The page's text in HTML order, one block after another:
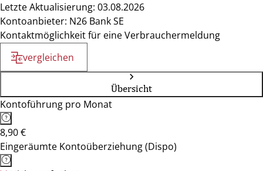
Letzte Aktualisierung: 03.08.2026
Kontoanbieter: N26 Bank SE
Kontaktmöglichkeit für eine Verbrauchermeldung
vergleichen
Übersicht
Kontoführung pro Monat
8,90 €
Eingeräumte Kontoüberziehung (Dispo)